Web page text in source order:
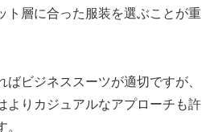
ト層に合った服装を選ぶことが重
ビジネススーツが適切ですが、
よりカジュアルなアプローチも許